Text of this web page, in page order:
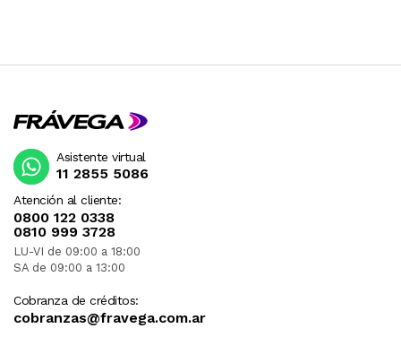
Atención al cliente:
0800 122 0338
0810 999 3728
LU-VI de 09:00 a 18:00
SA de 09:00 a 13:00
Cobranza de créditos:
cobranzas@fravega.com.ar
Asistente virtual
11 2855 5086